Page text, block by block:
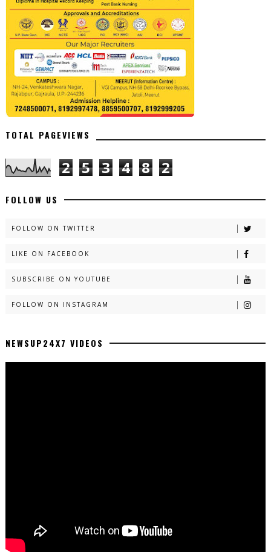
TOTAL PAGEVIEWS
2 5 3 4 8 2
FOLLOW US
FOLLOW ON TWITTER
LIKE ON FACEBOOK
SUBSCRIBE ON YOUTUBE
FOLLOW ON INSTAGRAM
NEWSUP24X7 VIDEOS